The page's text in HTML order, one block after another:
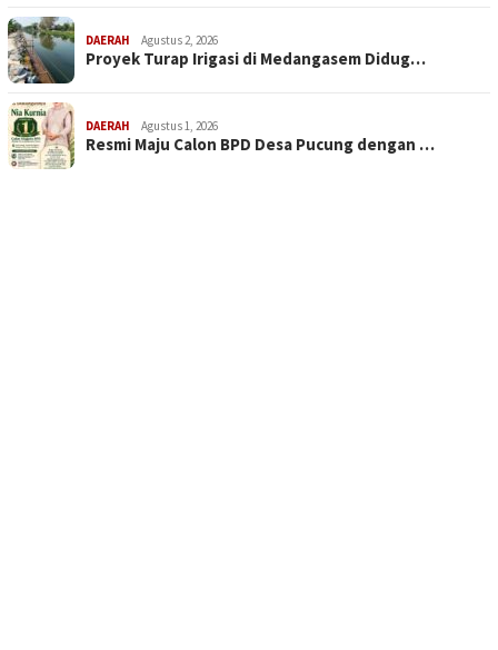
DAERAH Agustus 2, 2026
Proyek Turap Irigasi di Medangasem Didug…
DAERAH Agustus 1, 2026
Resmi Maju Calon BPD Desa Pucung dengan …